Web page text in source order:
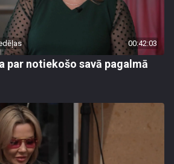
00:42:03
par notiekošo savā pagalmā